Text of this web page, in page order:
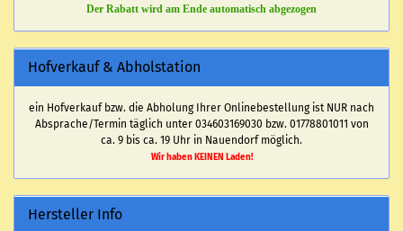
Der Rabatt wird am Ende automatisch abgezogen
Hofverkauf & Abholstation
ein Hofverkauf bzw. die Abholung Ihrer Onlinebestellung ist NUR nach
Absprache/Termin täglich unter 034603169030 bzw. 01778801011 von
ca. 9 bis ca. 19 Uhr in Nauendorf möglich.
Wir haben KEINEN Laden!
Hersteller Info